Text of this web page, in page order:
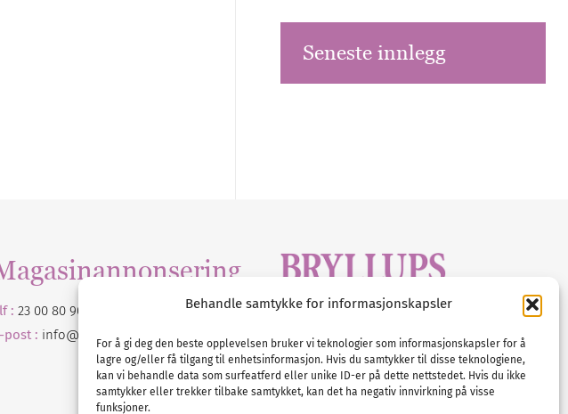
Behandle samtykke for informasjonskapsler
For å gi deg den beste opplevelsen bruker vi teknologier som informasjonskapsler for å
lagre og/eller få tilgang til enhetsinformasjon. Hvis du samtykker til disse teknologiene,
kan vi behandle data som surfeatferd eller unike ID-er på dette nettstedet. Hvis du ikke
samtykker eller trekker tilbake samtykket, kan det ha negativ innvirkning på visse
funksjoner.
Seneste innlegg
: 23 00 80 90
post : info@ nordicbridalmedia
E-post :info@nordicbridalmedia.com
Bryllupsmagasinet Norge
© All rights reserved.
VAT: NO911740648